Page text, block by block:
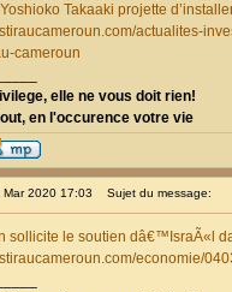
Takaaki projette
actualites-
cameroun
elle ne vous doit rien!
en l'occurence votre vie
2020 17:03 Sujet du message:
sollicite le soutien dâ€™IsraÃ«l
economie/